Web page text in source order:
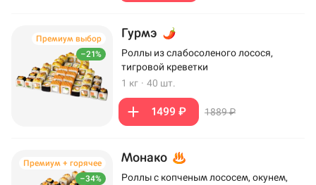
–21%
Премиум выбор Гурмэ
Роллы из слабосоленого лосося,
тигровой креветки
1 кг · 40 шт.
1499 ₽ 1889 ₽
–34%
Премиум + горячее Монако
Роллы с копченым лососем, окунем,